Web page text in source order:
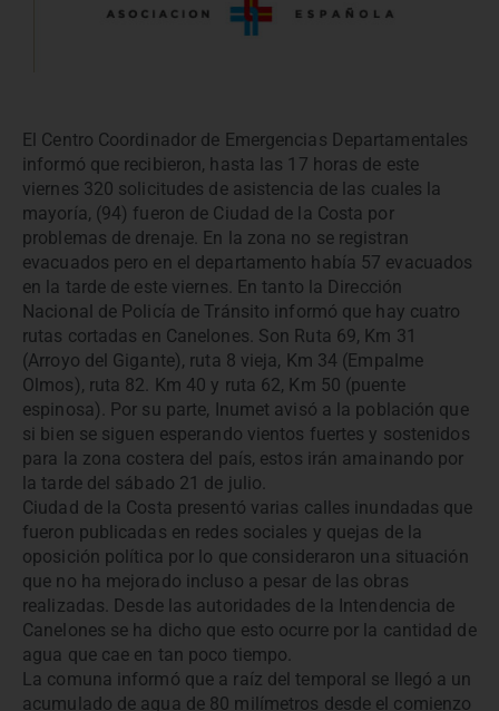
El Centro Coordinador de Emergencias Departamentales
informó que recibieron, hasta las 17 horas de este
viernes 320 solicitudes de asistencia de las cuales la
mayoría, (94) fueron de Ciudad de la Costa por
problemas de drenaje. En la zona no se registran
evacuados pero en el departamento había 57 evacuados
en la tarde de este viernes. En tanto la Dirección
Nacional de Policía de Tránsito informó que hay cuatro
rutas cortadas en Canelones. Son Ruta 69, Km 31
(Arroyo del Gigante), ruta 8 vieja, Km 34 (Empalme
Olmos), ruta 82. Km 40 y ruta 62, Km 50 (puente
espinosa). Por su parte, Inumet avisó a la población que
si bien se siguen esperando vientos fuertes y sostenidos
para la zona costera del país, estos irán amainando por
la tarde del sábado 21 de julio.
Ciudad de la Costa presentó varias calles inundadas que
fueron publicadas en redes sociales y quejas de la
oposición política por lo que consideraron una situación
que no ha mejorado incluso a pesar de las obras
realizadas. Desde las autoridades de la Intendencia de
Canelones se ha dicho que esto ocurre por la cantidad de
agua que cae en tan poco tiempo.
La comuna informó que a raíz del temporal se llegó a un
acumulado de agua de 80 milímetros desde el comienzo